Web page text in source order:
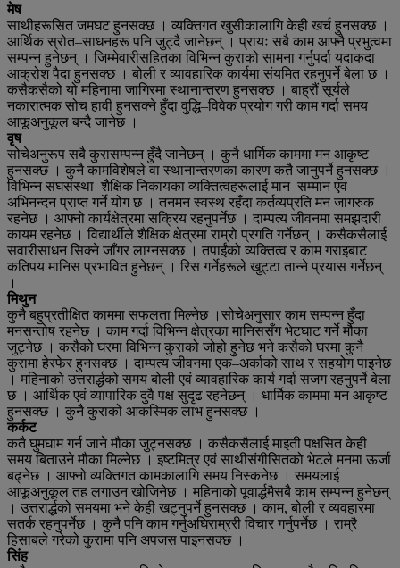
मेष
साथीहरूसित जमघट हुनसक्छ । व्यक्तिगत खुसीकालागि केही खर्च हुनसक्छ ।
आर्थिक स्रोत–साधनहरू पनि जुट्दै जानेछन् । प्रायः सबै काम आफ्नै प्रभुत्वमा
सम्पन्न हुनेछन् । जिम्मेवारीसहितका विभिन्न कुराको सामना गर्नुपर्दा यदाकदा
आक्रोश पैदा हुनसक्छ । बोली र व्यावहारिक कार्यमा संयमित रहनुपर्ने बेला छ ।
कसैकसैको यो महिनामा जागिरमा स्थानान्तरण हुनसक्छ । बाह्रौं सूर्यले
नकारात्मक सोच हावी हुनसक्ने हुँदा वुद्धि–विवेक प्रयोग गरी काम गर्दा समय
आफूअनुकूल बन्दै जानेछ ।
वृष
सोचेअनुरूप सबै कुरासम्पन्न हुँदै जानेछन् । कुनै धार्मिक काममा मन आकृष्ट
हुनसक्छ । कुनै कामविशेषले वा स्थानान्तरणका कारण कतै जानुपर्ने हुनसक्छ ।
विभिन्न संघसंस्था–शैक्षिक निकायका व्यक्तित्वहरूलाई मान–सम्मान एवं
अभिनन्दन प्राप्त गर्ने योग छ । तनमन स्वस्थ रहँदा कर्तव्यप्रति मन जागरुक
रहनेछ । आफ्नो कार्यक्षेत्रमा सक्रिय रहनुपर्नेछ । दाम्पत्य जीवनमा समझदारी
कायम रहनेछ । विद्यार्थीले शैक्षिक क्षेत्रमा राम्रो प्रगति गर्नेछन् । कसैकसैलाई
सवारीसाधन सिक्ने जाँगर लाग्नसक्छ । तपाईंको व्यक्तित्व र काम गराइबाट
कतिपय मानिस प्रभावित हुनेछन् । रिस गर्नेहरूले खुट्टा तान्ने प्रयास गर्नेछन्
।
मिथुन
कुनै बहुप्रतीक्षित काममा सफलता मिल्नेछ ।सोचेअनुसार काम सम्पन्न हुँदा
मनसन्तोष रहनेछ । काम गर्दा विभिन्न क्षेत्रका मानिससँग भेटघाट गर्ने मौका
जुट्नेछ । कसैको घरमा विभिन्न कुराको जोहो हुनेछ भने कसैको घरमा कुनै
कुरामा हेरफेर हुनसक्छ । दाम्पत्य जीवनमा एक–अर्काको साथ र सहयोग पाइनेछ
। महिनाको उत्तरार्द्धको समय बोली एवं व्यावहारिक कार्य गर्दा सजग रहनुपर्ने बेला
छ । आर्थिक एवं व्यापारिक दुवै पक्ष सुदृढ रहनेछन् । धार्मिक काममा मन आकृष्ट
हुनसक्छ । कुनै कुराको आकस्मिक लाभ हुनसक्छ ।
कर्कट
कतै घुमघाम गर्न जाने मौका जुट्नसक्छ । कसैकसैलाई माइती पक्षसित केही
समय बिताउने मौका मिल्नेछ । इष्टमित्र एवं साथीसंगीसितको भेटले मनमा ऊर्जा
बढ्नेछ । आफ्नो व्यक्तिगत कामकालागि समय निस्कनेछ । समयलाई
आफूअनुकूल तह लगाउन खोजिनेछ । महिनाको पूवार्द्धमैसबै काम सम्पन्न हुनेछन्
। उत्तरार्द्धको समयमा भने केही खट्नुपर्ने हुनसक्छ । काम, बोली र व्यवहारमा
सतर्क रहनुपर्नेछ । कुनै पनि काम गर्नुअघिराम्ररी विचार गर्नुपर्नेछ । राम्रै
हिसाबले गरेको कुरामा पनि अपजस पाइनसक्छ ।
सिंह